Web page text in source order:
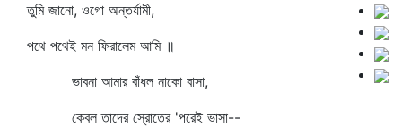
তুমি জানো, ওগো অন্তর্যামী,
পথে পথেই মন ফিরালেম আমি ॥
ভাবনা আমার বাঁধল নাকো বাসা,
কেবল তাদের স্রোতের 'পরেই ভাসা--